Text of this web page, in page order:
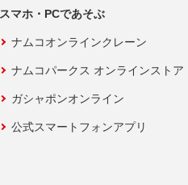
スマホ・PCであそぶ
ナムコオンラインクレーン
ナムコパークス オンラインストア
ガシャポンオンライン
公式スマートフォンアプリ